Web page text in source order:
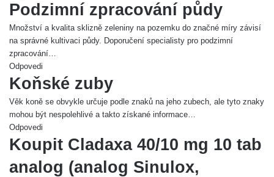
Podzimní zpracování půdy
Množství a kvalita sklizně zeleniny na pozemku do značné míry závisí
na správné kultivaci půdy. Doporučení specialisty pro podzimní
zpracování…
Odpovedi
Koňské zuby
Věk koně se obvykle určuje podle znaků na jeho zubech, ale tyto znaky
mohou být nespolehlivé a takto získané informace…
Odpovedi
Koupit Cladaxa 40/10 mg 10 tab
analog (analog Sinulox,